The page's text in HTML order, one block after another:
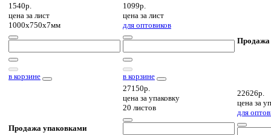
1540р.
цена за лист
1000х750х7мм
в корзине
1099р.
цена за лист
для оптовиков
в корзине
Продажа
Продажа упаковками
27150р.
цена за упаковку
20 листов
22626р.
цена за
для